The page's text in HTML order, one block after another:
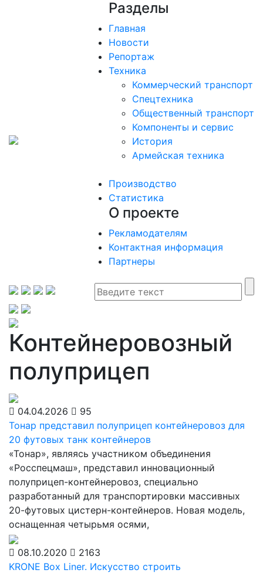
Разделы
Главная
Новости
Репортаж
Техника
Коммерческий транспорт
Спецтехника
Общественный транспорт
Компоненты и сервис
История
Армейская техника
Производство
Статистика
О проекте
Рекламодателям
Контактная информация
Партнеры
Контейнеровозный
полуприцеп
04.04.2026
95
Тонар представил полуприцеп контейнеровоз для
20 футовых танк контейнеров
«Тонар», являясь участником объединения
«Росспецмаш», представил инновационный
полуприцеп-контейнеровоз, специально
разработанный для транспортировки массивных
20-футовых цистерн-контейнеров. Новая модель,
оснащенная четырьмя осями,
08.10.2020
2163
KRONE Box Liner. Искусство строить